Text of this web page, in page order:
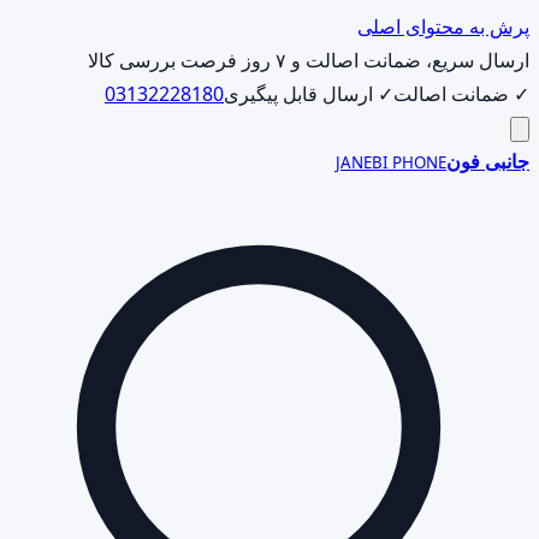
پرش به محتوای اصلی
ارسال سریع، ضمانت اصالت و ۷ روز فرصت بررسی کالا
✓ ضمانت اصالت✓ ارسال قابل پیگیری03132228180
جانبی فونJANEBI PHONE